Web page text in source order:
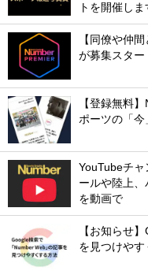
トを開催し
【同僚や仲
が募集スター
【登録無料
ポーツの「今
YouTubeチ
ールや陸上
を動画で
【お知らせ
を見つけや